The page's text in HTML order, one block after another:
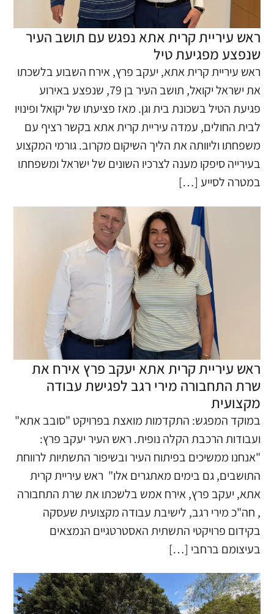
ראש עיריית קרית אתא נפגש עם תושב העיר
שנפצע מפגיעת טיל
​ראש עיריית קרית אתא, יעקב פרץ, אירח השבוע בלשכתו
את ישראל יקואל, תושב העיר בן 79, שנפצע באירוע
פגיעת הטיל בשכונת בית וגן. ​מאז פציעתו של יקואל ופינויו
לבית החולים, עמדה עיריית קרית אתא בקשר רציף עם
משפחתו וליוותה את הליך השיקום מקרוב. גורמי המקצוע
בעירייה סיפקו מענה לצרכיו השונים של ישראל ומשפחתו
במטרה לסייע […]
ראש עיריית קרית אתא יעקב פרץ אירח את
שרת התחבורה מירי רגב לפגישת עבודה
מקצועית
​במוקד המפגש: התקדמות מואצת בפרויקט "סובב אתא"
ועבודות הרכבת הקלה נופית. ראש העיר יעקב פרץ:
"אנחנו ממשיכים בפיתוח העיר ובשיפור התשתיות לרווחת
התושבים, גם בימים מאתגרים אלו" ​ ראש עיריית קרית
אתא, יעקב פרץ, אירח אמש בלשכתו את שרת התחבורה
, חה"כ מירי רגב, לישיבת עבודה מקצועית שעסקה
בקידום פרויקטי התשתית האסטרטגיים הנמצאים
בעיצומם ברחבי […]